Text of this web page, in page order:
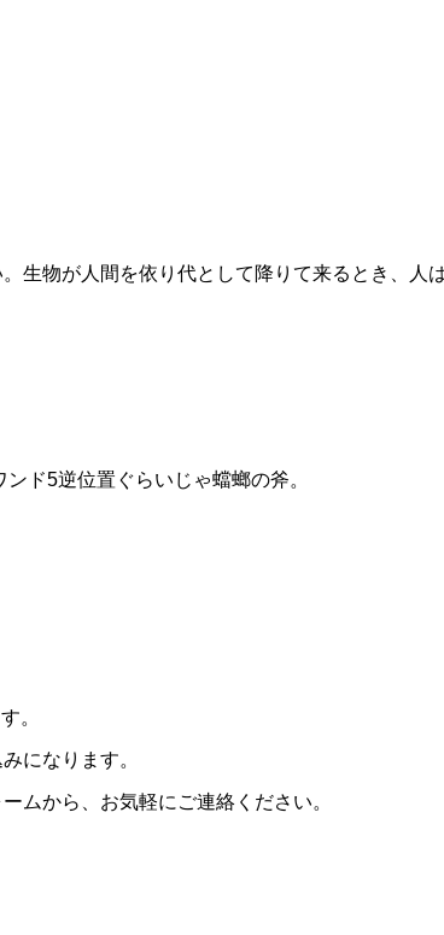
生物が人間を依り代として降りて来るとき、人
ド5逆位置ぐらいじゃ蟷螂の斧。
。
になります。
ムから、お気軽にご連絡ください。